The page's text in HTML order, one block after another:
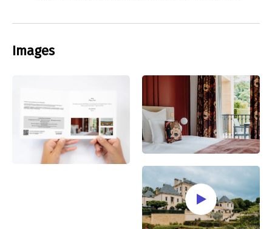
Images